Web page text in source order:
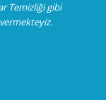
Temizliği gibi